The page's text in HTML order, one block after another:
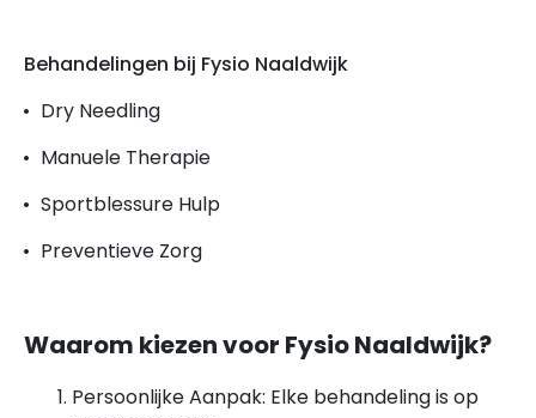
Behandelingen bij Fysio Naaldwijk
Dry Needling
Manuele Therapie
Sportblessure Hulp
Preventieve Zorg
Waarom kiezen voor Fysio Naaldwijk?
Persoonlijke Aanpak: Elke behandeling is op